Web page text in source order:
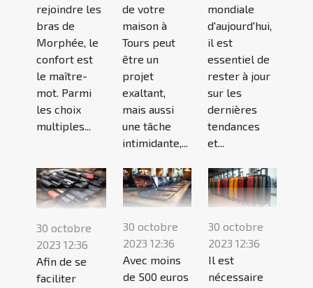
rejoindre les
bras de
Morphée, le
confort est
le maître-
mot. Parmi
les choix
multiples...
de votre
maison à
Tours peut
être un
projet
exaltant,
mais aussi
une tâche
intimidante,...
mondiale
d'aujourd'hui,
il est
essentiel de
rester à jour
sur les
dernières
tendances
et...
30 octobre
2023 12:36
Afin de se
faciliter
30 octobre
2023 12:36
Avec moins
de 500 euros
30 octobre
2023 12:36
Il est
nécessaire